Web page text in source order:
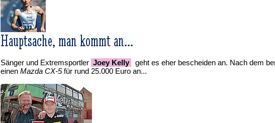
Hauptsache, man kommt an...
Sänger und Extremsportler Joey Kelly
geht es eher bescheiden an. Nach dem
einenMazda CX-5für rund 25.000 Euro an...